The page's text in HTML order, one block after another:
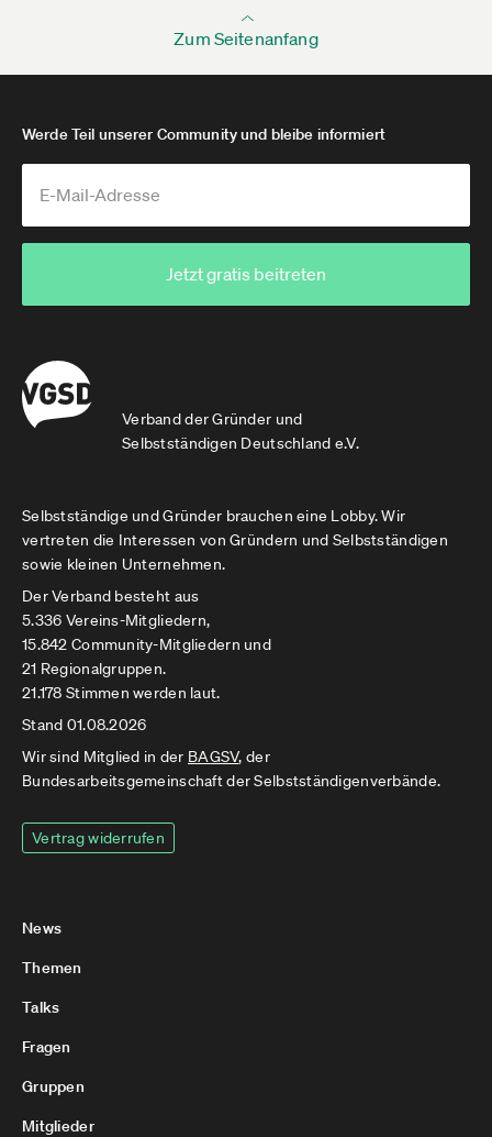
Zum Seitenanfang
Verband der Gründer und
Selbstständigen Deutschland e.V.
Werde Teil unserer Community und bleibe informiert
Jetzt gratis beitreten
Selbstständige und Gründer brauchen eine Lobby. Wir
vertreten die Interessen von Gründern und Selbstständigen
sowie kleinen Unternehmen.
Der Verband besteht aus
5.336 Vereins-Mitgliedern,
15.842 Community-Mitgliedern und
21 Regionalgruppen.
21.178 Stimmen werden laut.
Stand 01.08.2026
Wir sind Mitglied in der BAGSV, der
Bundesarbeitsgemeinschaft der Selbstständigenverbände.
Vertrag widerrufen
News
Themen
Talks
Fragen
Gruppen
Mitglieder